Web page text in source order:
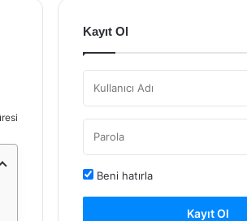
Kayıt Ol
Beni hatırla
Kayıt Ol